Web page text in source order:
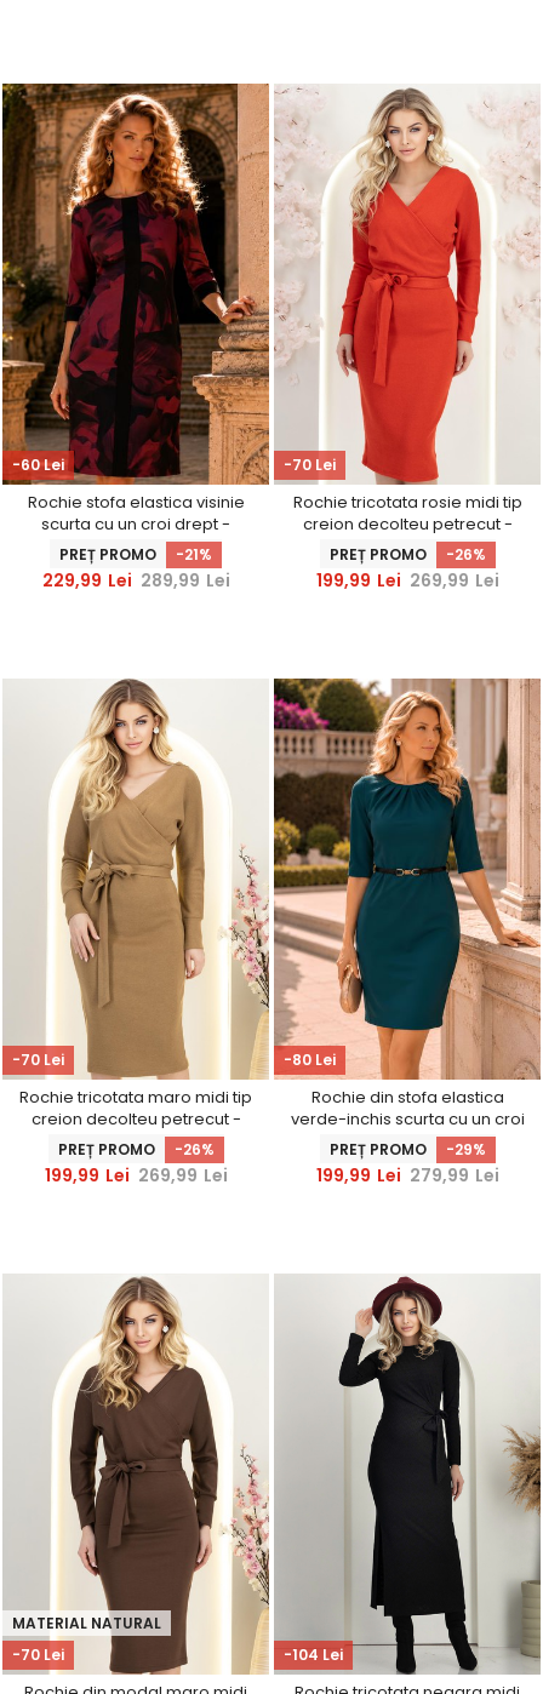
-60 Lei
Rochie stofa elastica visinie
scurta cu un croi drept -
StarShinerS
PREȚ PROMO -21%
229,99 Lei 289,99 Lei
-70 Lei
Rochie tricotata rosie midi tip
creion decolteu petrecut -
StarShinerS
PREȚ PROMO -26%
199,99 Lei 269,99 Lei
-70 Lei
Rochie tricotata maro midi tip
creion decolteu petrecut -
StarShinerS
PREȚ PROMO -26%
199,99 Lei 269,99 Lei
-80 Lei
Rochie din stofa elastica
verde-inchis scurta cu un croi
drept si accesoriu tip curea -
StarShinerS
PREȚ PROMO -29%
199,99 Lei 279,99 Lei
-70 Lei
MATERIAL NATURAL
-104 Lei